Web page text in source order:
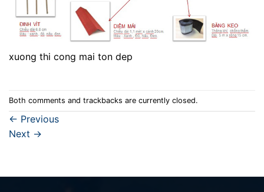
xuong thi cong mai ton dep
Both comments and trackbacks are currently closed.
← Previous
Next →